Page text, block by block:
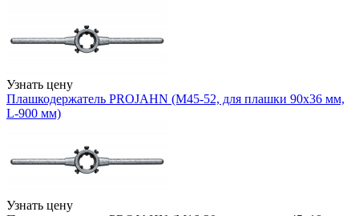
Узнать цену
Плашкодержатель PROJAHN (М45-52, для плашки 90х36 мм,
L-900 мм)
Узнать цену